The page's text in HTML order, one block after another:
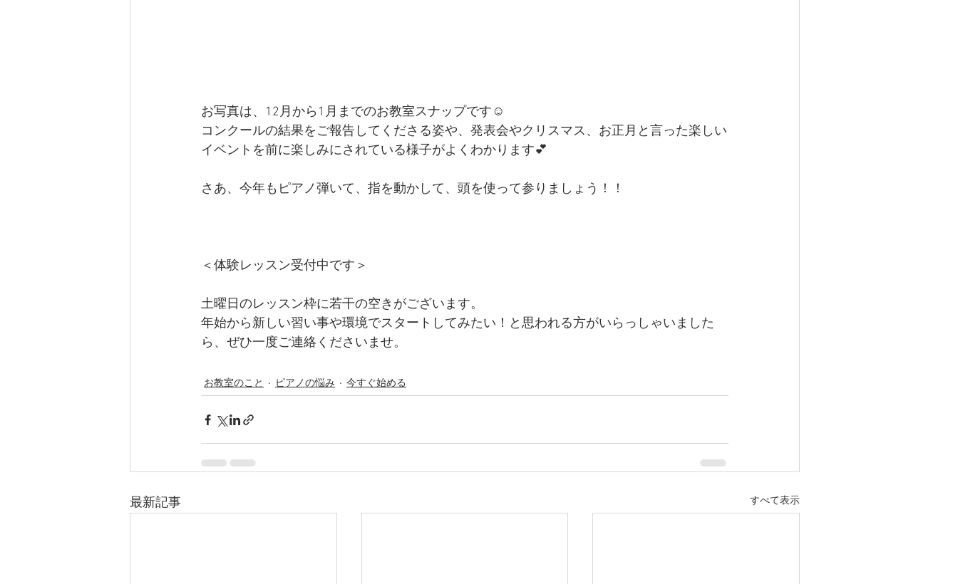
お写真は、12月から1月までのお教室スナップです☺️
コンクールの結果をご報告してくださる姿や、発表会やクリスマス、お正月と言った楽しい
イベントを前に楽しみにされている様子がよくわかります💕
さあ、今年もピアノ弾いて、指を動かして、頭を使って参りましょう！！
＜体験レッスン受付中です＞
土曜日のレッスン枠に若干の空きがございます。
年始から新しい習い事や環境でスタートしてみたい！と思われる方がいらっしゃいました
ら、ぜひ一度ご連絡くださいませ。
お教室のこと ピアノの悩み 今すぐ始める
最新記事 すべて表示